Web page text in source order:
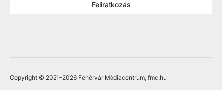
Feliratkozás
Copyright © 2021–2026 Fehérvár Médiacentrum, fmc.hu